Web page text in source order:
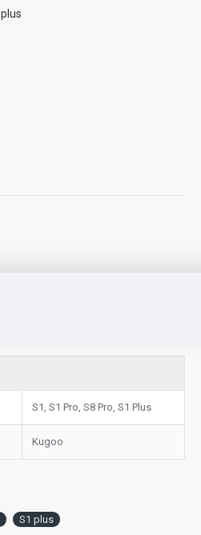
S1, S1 Pro, S8 Pro, S1 Plus
Kugoo
S1 plus